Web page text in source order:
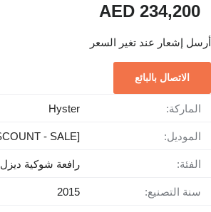
AED 234,200
أرسل إشعار عند تغير السعر
الاتصال بالبائع
الماركة: Hyster
الموديل: [DISCOUNT - SALE] H 14.00 XM 6
الفئة: رافعة شوكية ديزل
سنة التصنيع: 2015